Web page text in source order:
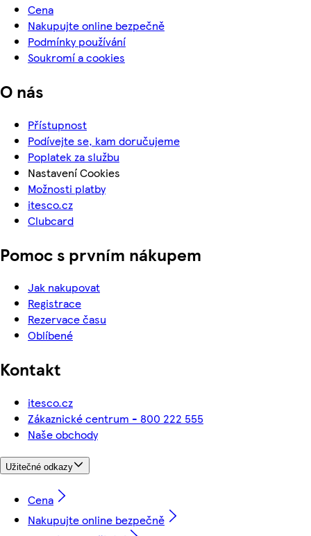
Cena
Nakupujte online bezpečně
Podmínky používání
Soukromí a cookies
O nás
Přístupnost
Podívejte se, kam doručujeme
Poplatek za službu
Nastavení Cookies
Možnosti platby
itesco.cz
Clubcard
Pomoc s prvním nákupem
Jak nakupovat
Registrace
Rezervace času
Oblíbené
Kontakt
itesco.cz
Zákaznické centrum - 800 222 555
Naše obchody
Užitečné odkazy
Cena
Nakupujte online bezpečně